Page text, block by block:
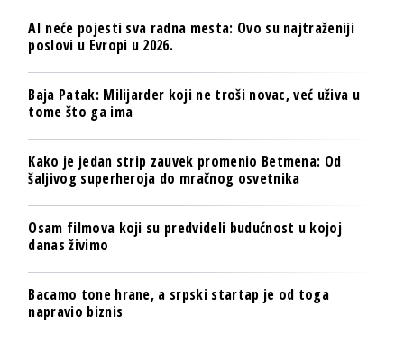
AI neće pojesti sva radna mesta: Ovo su najtraženiji
poslovi u Evropi u 2026.
Baja Patak: Milijarder koji ne troši novac, već uživa u
tome što ga ima
Kako je jedan strip zauvek promenio Betmena: Od
šaljivog superheroja do mračnog osvetnika
Osam filmova koji su predvideli budućnost u kojoj
danas živimo
Bacamo tone hrane, a srpski startap je od toga
napravio biznis